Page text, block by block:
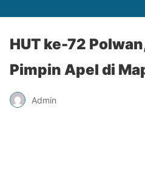
HUT ke-72
Pimpin Apel di
Admin